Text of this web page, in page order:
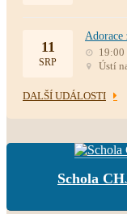
11
SRP
Adorace
19:00
Ústí
DALŠÍ UDÁLOSTI
Schola